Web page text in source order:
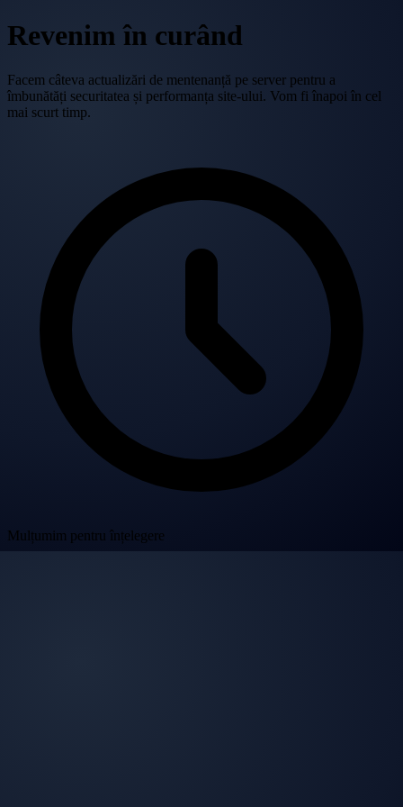
Revenim în curând
Facem câteva actualizări de mentenanță pe server pentru a
îmbunătăți securitatea și performanța site-ului. Vom fi înapoi în cel
mai scurt timp.
Mulțumim pentru înțelegere